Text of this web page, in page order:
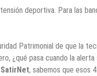
deportiva. Para las
Patrimonial de que la
¿qué pasa cuando la
SatirNet, sabemos que esos